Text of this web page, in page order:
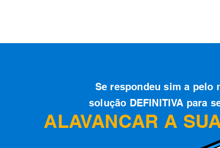
Se respondeu sim a pelo
solução DEFINITIVA para
ALAVANCAR A